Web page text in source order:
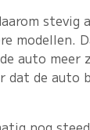
modellen.
auto meer
dat de